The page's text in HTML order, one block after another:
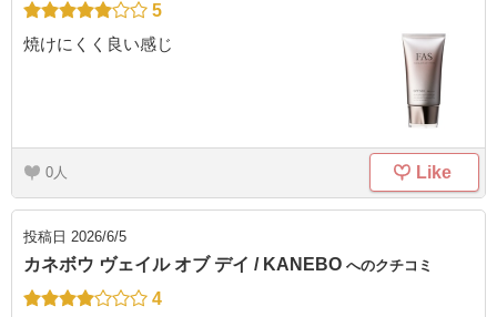
5
焼けにくく良い感じ
0 Like
投稿日 2026/6/5
カネボウ ヴェイル オブ デイ / KANEBO へのクチコミ
4